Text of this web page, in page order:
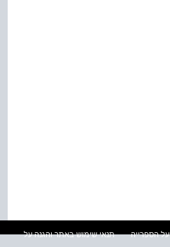
על הספרייה
תנאי שימוש באתר והגנה על